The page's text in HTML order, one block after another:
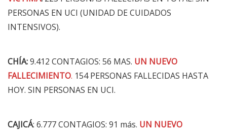
PERSONAS EN UCI (UNIDAD DE CUIDADOS
INTENSIVOS).
CHÍA:9.412 CONTAGIOS: 56 MAS. UN NUEVO
FALLECIMIENTO. 154 PERSONAS FALLECIDAS HASTA
HOY. SIN PERSONAS EN UCI.
CAJICÁ: 6.777 CONTAGIOS: 91 más. UN NUEVO